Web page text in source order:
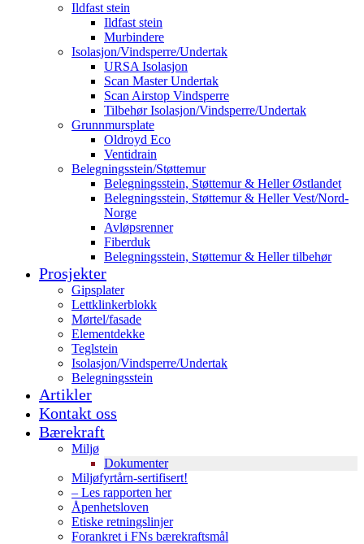
Ildfast stein
Ildfast stein
Murbindere
Isolasjon/Vindsperre/Undertak
URSA Isolasjon
Scan Master Undertak
Scan Airstop Vindsperre
Tilbehør Isolasjon/Vindsperre/Undertak
Grunnmursplate
Oldroyd Eco
Ventidrain
Belegningsstein/Støttemur
Belegningsstein, Støttemur & Heller Østlandet
Belegningsstein, Støttemur & Heller Vest/Nord-
Norge
Avløpsrenner
Fiberduk
Belegningsstein, Støttemur & Heller tilbehør
Prosjekter
Gipsplater
Lettklinkerblokk
Mørtel/fasade
Elementdekke
Teglstein
Isolasjon/Vindsperre/Undertak
Belegningsstein
Artikler
Kontakt oss
Bærekraft
Miljø
Dokumenter
Miljøfyrtårn-sertifisert!
– Les rapporten her
Åpenhetsloven
Etiske retningslinjer
Forankret i FNs bærekraftsmål